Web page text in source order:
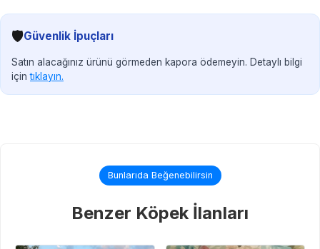
🛡️Güvenlik İpuçları
Satın alacağınız ürünü görmeden kapora ödemeyin. Detaylı bilgi
içintıklayın.
Bunlarıda Beğenebilirsin
Benzer Köpek İlanları